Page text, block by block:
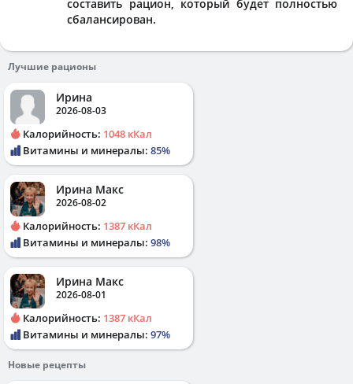
составить рацион, который будет полностью
сбалансирован.
Лучшие рационы
Ирина
2026-08-03
Калорийность: 1048 кКал
Витамины и минералы: 85%
Ирина Макс
2026-08-02
Калорийность: 1387 кКал
Витамины и минералы: 98%
Ирина Макс
2026-08-01
Калорийность: 1387 кКал
Витамины и минералы: 97%
Новые рецепты